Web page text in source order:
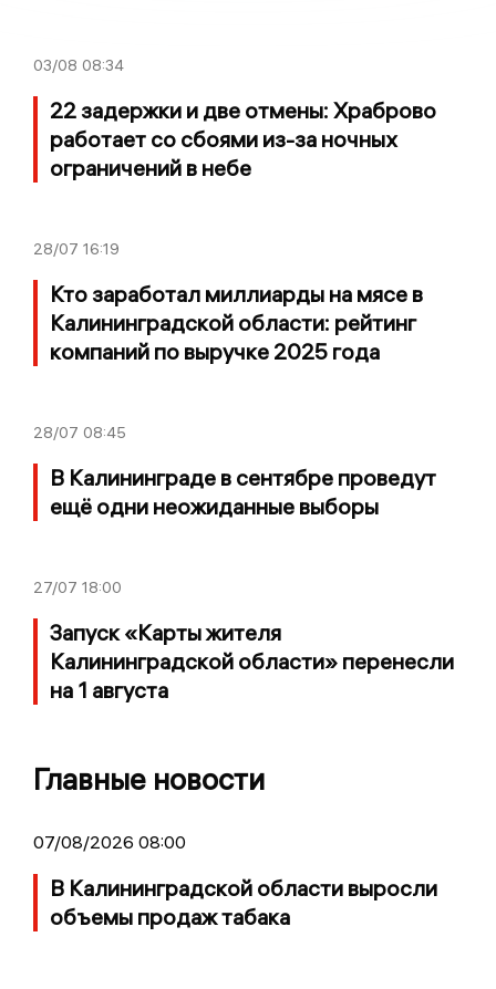
03/08 08:34
22 задержки и две отмены: Храброво
работает со сбоями из-за ночных
ограничений в небе
28/07 16:19
Кто заработал миллиарды на мясе в
Калининградской области: рейтинг
компаний по выручке 2025 года
28/07 08:45
В Калининграде в сентябре проведут
ещё одни неожиданные выборы
27/07 18:00
Запуск «Карты жителя
Калининградской области» перенесли
на 1 августа
Главные новости
07/08/2026 08:00
В Калининградской области выросли
объемы продаж табака